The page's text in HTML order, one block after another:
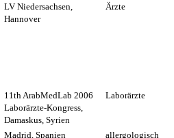
LV Niedersachsen,
Hannover
Ärzte
11th ArabMedLab 2006
Laborärzte-Kongress,
Damaskus, Syrien
Laborärzte
Madrid, Spanien
allergologisch